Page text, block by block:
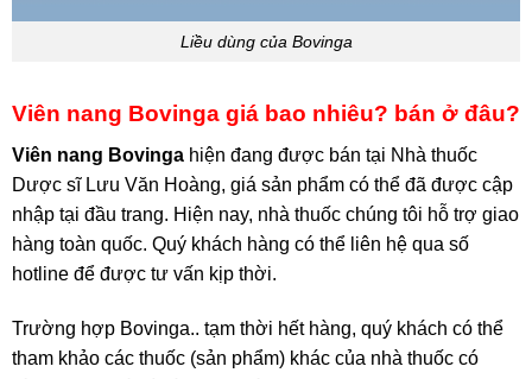
Liều dùng của Bovinga
Viên nang Bovinga giá bao nhiêu? bán ở đâu?
Viên nang Bovinga hiện đang được bán tại Nhà thuốc
Dược sĩ Lưu Văn Hoàng, giá sản phẩm có thể đã được cập
nhập tại đầu trang. Hiện nay, nhà thuốc chúng tôi hỗ trợ giao
hàng toàn quốc. Quý khách hàng có thể liên hệ qua số
hotline để được tư vấn kịp thời.
Trường hợp Bovinga.. tạm thời hết hàng, quý khách có thể
tham khảo các thuốc (sản phẩm) khác của nhà thuốc có